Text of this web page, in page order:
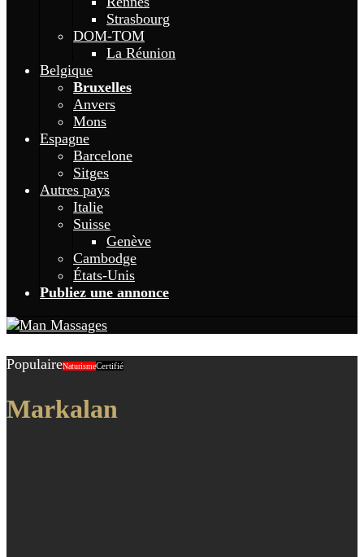
Strasbourg
DOM-TOM
La Réunion
Belgique
Bruxelles
Anvers
Mons
Espagne
Barcelone
Sitges
Autres pays
Italie
Suisse
Genève
Cambodge
États-Unis
Publiez une annonce
PopulaireNaturismeCertifié
Markalan